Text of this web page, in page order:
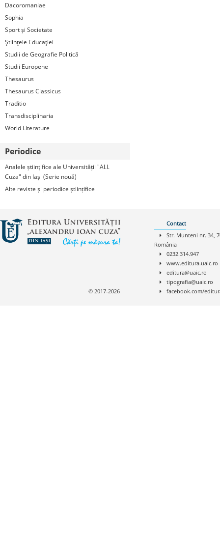
Dacoromaniae
Sophia
Sport și Societate
Ştiinţele Educaţiei
Studii de Geografie Politică
Studii Europene
Thesaurus
Thesaurus Classicus
Traditio
Transdisciplinaria
World Literature
Periodice
Analele științifice ale Universității "Al.I.
Cuza" din Iași (Serie nouă)
Alte reviste și periodice științifice
Contact
Str. Munteni nr. 34,
România
0232.314.947
www.editura.uaic.ro
editura@uaic.ro
tipografia@uaic.ro
facebook.com/
© 2017-2026